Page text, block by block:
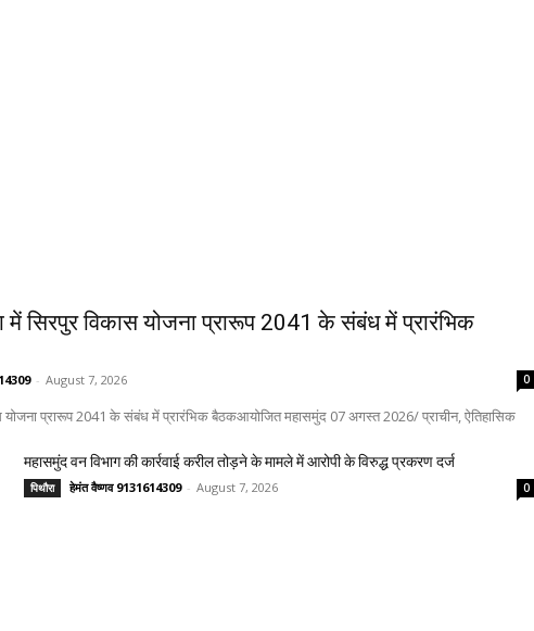
में सिरपुर विकास योजना प्रारूप 2041 के संबंध में प्रारंभिक
- August 7, 2026 0
योजना प्रारूप 2041 के संबंध में प्रारंभिक बैठकआयोजित महासमुंद 07 अगस्त 2026/ प्राचीन, ऐतिहासिक
महासमुंद वन विभाग की कार्रवाई करील तोड़ने के मामले में आरोपी के विरुद्ध प्रकरण दर्ज
पिथौरा हेमंत वैष्णव 9131614309 - August 7, 2026 0